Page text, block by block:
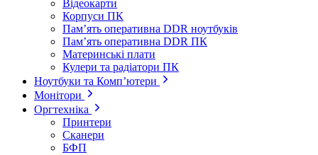
Відеокарти
Корпуси ПК
Пам’ять оперативна DDR ноутбуків
Пам’ять оперативна DDR ПК
Материнські плати
Кулери та радіатори ПК
Ноутбуки та Комп’ютери
Монітори
Оргтехніка
Принтери
Сканери
БФП